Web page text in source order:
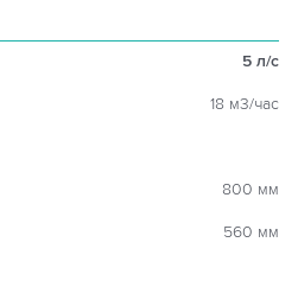
5 л/c
18 м3/час
800 мм
560 мм